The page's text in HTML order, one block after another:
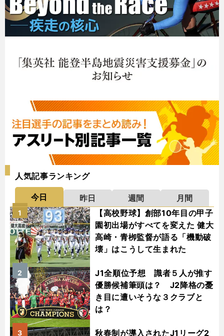
人気記事ランキング
今日 昨日 週間
月間
【高校野球】創部10年目の甲子
園初出場がすべてを変えた 健大
高崎・青栁監督が語る「機動破
壊」はこうして生まれた
1
J1全順位予想 識者５人が推す
優勝候補筆頭は？ J2降格の憂
き目に遭いそうな３クラブと
は？
2
秋春制が導入されたJ1リーグ2
3